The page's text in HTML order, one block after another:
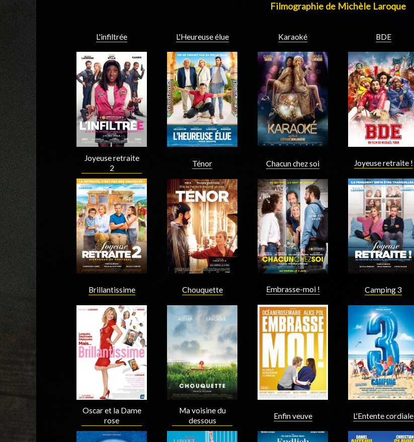
Filmographie de Michèle Laroque
L'infiltrée
Acteur
L'Heureuse élue
Acteur
Karaoké
Acteur
BDE
Acteur
Joyeuse retraite
2
Acteur
Ténor
Acteur
Chacun chez soi
Acteur
Réalisateur
Scenariste
Joyeuse retraite !
Acteur
Brillantissime Chouquette Embrasse-moi ! Camping 3
Oscar et la Dame
rose
Ma voisine du
dessous
Enfin veuve L'Entente cordiale